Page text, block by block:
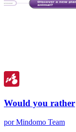
Would you rather
por Mindomo Team